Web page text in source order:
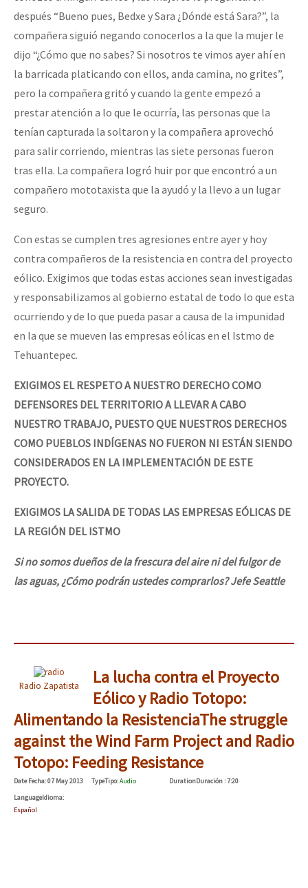
después “Bueno pues, Bedxe y Sara ¿Dónde está Sara?”, la
compañera siguió negando conocerlos a la que la mujer le
dijo “¿Cómo que no sabes? Si nosotros te vimos ayer ahí en
la barricada platicando con ellos, anda camina, no grites”,
pero la compañera gritó y cuando la gente empezó a
prestar atención a lo que le ocurría, las personas que la
tenían capturada la soltaron y la compañera aprovechó
para salir corriendo, mientras las siete personas fueron
tras ella. La compañera logró huir por que encontró a un
compañero mototaxista que la ayudó y la llevo a un lugar
seguro.
Con estas se cumplen tres agresiones entre ayer y hoy
contra compañeros de la resistencia en contra del proyecto
eólico. Exigimos que todas estas acciones sean investigadas
y responsabilizamos al gobierno estatal de todo lo que esta
ocurriendo y de lo que pueda pasar a causa de la impunidad
en la que se mueven las empresas eólicas en el Istmo de
Tehuantepec.
EXIGIMOS EL RESPETO A NUESTRO DERECHO COMO
DEFENSORES DEL TERRITORIO A LLEVAR A CABO
NUESTRO TRABAJO, PUESTO QUE NUESTROS DERECHOS
COMO PUEBLOS INDÍGENAS NO FUERON NI ESTÁN SIENDO
CONSIDERADOS EN LA IMPLEMENTACIÓN DE ESTE
PROYECTO.
EXIGIMOS LA SALIDA DE TODAS LAS EMPRESAS EÓLICAS DE
LA REGIÓN DEL ISTMO
Si no somos dueños de la frescura del aire ni del fulgor de
las aguas, ¿Cómo podrán ustedes comprarlos? Jefe Seattle
Radio Zapatista
La lucha contra el Proyecto
Eólico y Radio Totopo:
Alimentando la ResistenciaThe struggle
against the Wind Farm Project and Radio
Totopo: Feeding Resistance
DateFecha: 07 May 2013 TypeTipo:Audio DurationDuración: 7:20
LanguageIdioma:
Español